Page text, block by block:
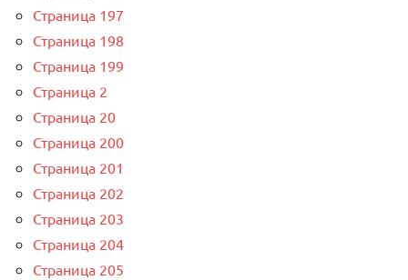
Страница 197
Страница 198
Страница 199
Страница 2
Страница 20
Страница 200
Страница 201
Страница 202
Страница 203
Страница 204
Страница 205